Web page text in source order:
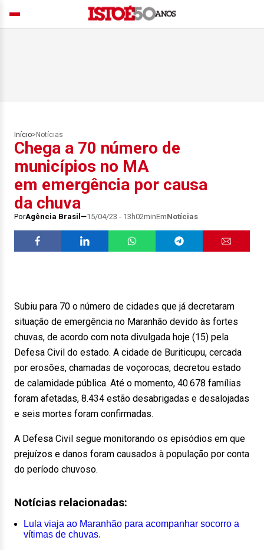
Início> Notícias
Chega a 70 número de
municípios no MA
em emergência por causa
da chuva
PorAgência Brasil 15/04/23 - 13h02minEmNotícias
Subiu para 70 o número de cidades que já decretaram
situação de emergência no Maranhão devido às fortes
chuvas, de acordo com nota divulgada hoje (15) pela
Defesa Civil do estado. A cidade de Buriticupu, cercada
por erosões, chamadas de voçorocas, decretou estado
de calamidade pública. Até o momento, 40.678 famílias
foram afetadas, 8.434 estão desabrigadas e desalojadas
e seis mortes foram confirmadas.
A Defesa Civil segue monitorando os episódios em que
prejuízos e danos foram causados à população por conta
do período chuvoso.
Notícias relacionadas:
Lula viaja ao Maranhão para acompanhar socorro a
vítimas de chuvas.